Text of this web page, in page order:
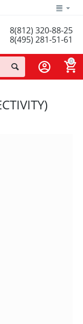
8(812) 320-88-25
8(495) 281-51-61
0